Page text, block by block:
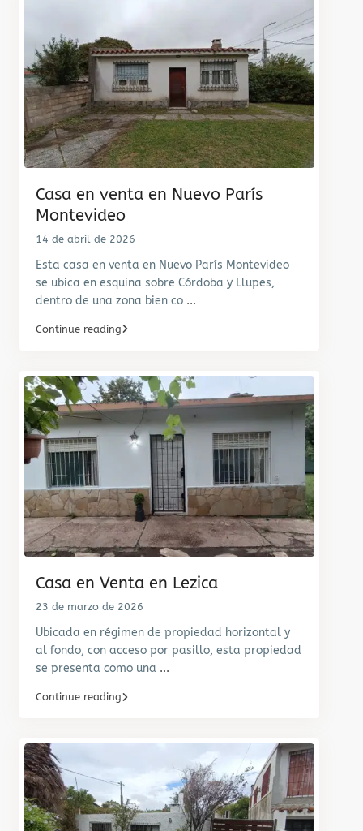
Casa en venta en Nuevo París
Montevideo
14 de abril de 2026
Esta casa en venta en Nuevo París Montevideo
se ubica en esquina sobre Córdoba y Llupes,
dentro de una zona bien co ...
Continue reading
Casa en Venta en Lezica
23 de marzo de 2026
Ubicada en régimen de propiedad horizontal y
al fondo, con acceso por pasillo, esta propiedad
se presenta como una ...
Continue reading